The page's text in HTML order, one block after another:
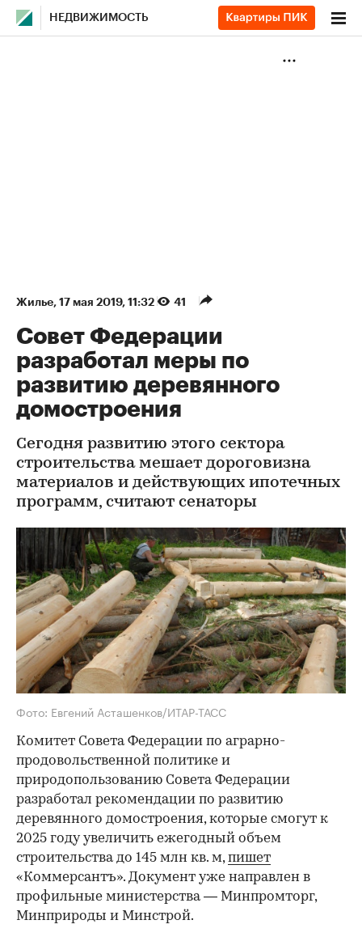
НЕДВИЖИМОСТЬ
Жилье⁠, 17 мая 2019, 11:32 41
Совет Федерации
разработал меры по
развитию деревянного
домостроения
Сегодня развитию этого сектора
строительства мешает дороговизна
материалов и действующих ипотечных
программ, считают сенаторы
Фото: Евгений Асташенков/ИТАР-ТАСС
Комитет Совета Федерации по аграрно-
продовольственной политике и
природопользованию Совета Федерации
разработал рекомендации по развитию
деревянного домостроения, которые смогут к
2025 году увеличить ежегодный объем
строительства до 145 млн кв. м,пишет
«Коммерсантъ». Документ уже направлен в
профильные министерства — Минпромторг,
Минприроды и Минстрой.